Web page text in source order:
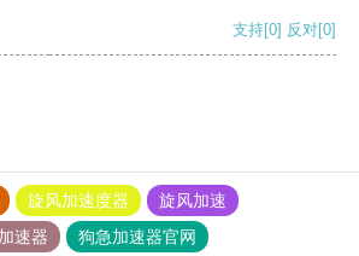
支持[0] 反对[0]
旋风加速度器
旋风加速
速器
狗急加速器官网